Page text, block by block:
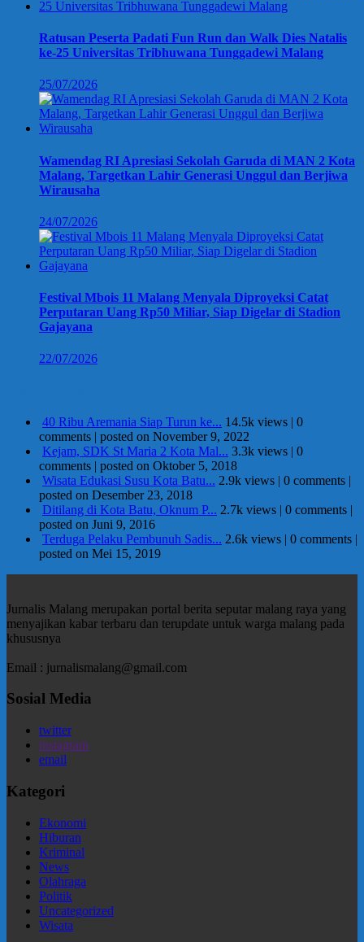
Ratusan Peserta Padati Fun Run dan Walk Dies Natalis
ke-25 Universitas Tribhuwana Tunggadewi Malang
25/07/2026
Wamendag RI Apresiasi Sekolah Garuda di MAN 2 Kota
Malang, Targetkan Lahir Generasi Unggul dan Berjiwa
Wirausaha
24/07/2026
Festival Mbois 11 Malang Menyala Diproyeksi Catat
Perputaran Uang Rp50 Miliar, Siap Digelar di Stadion
Gajayana
22/07/2026
40 Ribu Aremania Siap Turun ke... 14.5k views | 0
comments | posted on November 9, 2022
Kejam, SDK St Maria 2 Kota Mal... 3.3k views | 0
comments | posted on Oktober 5, 2018
Wisata Edukasi Susu Kota Batu... 2.9k views | 0 comments |
posted on Desember 23, 2018
Ditilang di Kota Batu, Oknum P... 2.7k views | 0 comments |
posted on Juni 9, 2016
Terduga Pelaku Pembunuh Sadis... 2.6k views | 0 comments |
posted on Mei 15, 2019
Jurnalis Malang merupakan portal berita seputar malang raya yang
menyajikan kabar terbaru dan terupdate untuk warga malang pada
khususnya
Email : jurnalismalang@gmail.com
Sosial Media
twitter
instagram
email
Kategori
Ekonomi
Hiburan
Kriminal
News
Olahraga
Politik
Uncategorized
Wisata